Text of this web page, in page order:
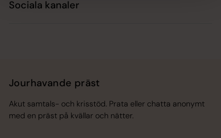
Sociala kanaler
Jourhavande präst
Akut samtals- och krisstöd. Prata eller chatta anonymt
med en präst på kvällar och nätter.